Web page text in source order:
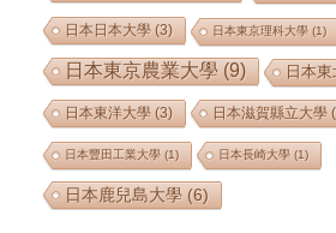
日本日本大學 (3) 日本東京理科大學 (1)
日本東京農業大學 (9) 日本
日本東洋大學 (3) 日本滋賀縣立大學
日本豐田工業大學 (1) 日本長崎大學 (1)
日本鹿兒島大學 (6)